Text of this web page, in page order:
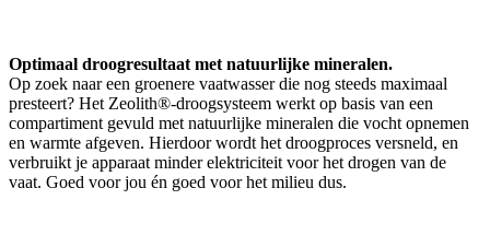
Optimaal droogresultaat met natuurlijke mineralen.
Op zoek naar een groenere vaatwasser die nog steeds maximaal
presteert? Het Zeolith®-droogsysteem werkt op basis van een
compartiment gevuld met natuurlijke mineralen die vocht opnemen
en warmte afgeven. Hierdoor wordt het droogproces versneld, en
verbruikt je apparaat minder elektriciteit voor het drogen van de
vaat. Goed voor jou én goed voor het milieu dus.